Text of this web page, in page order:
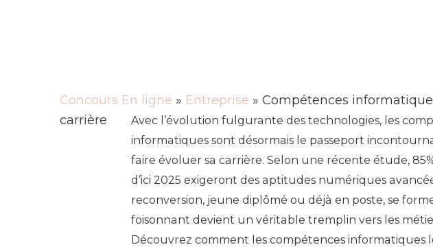
Concours En ligne » Entreprise » Compétences
carrière
Avec l’évolution fulgurante des technologies, les
informatiques sont désormais le passeport
faire évoluer sa carrière. Selon une récente étude,
d’ici 2025 exigeront des aptitudes numériques
reconversion, jeune diplômé ou déjà en poste, se
foisonnant devient un véritable tremplin vers les
Découvrez comment les compétences informatiques